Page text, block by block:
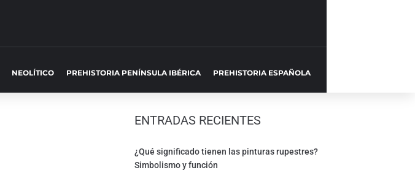
NEOLÍTICO PREHISTORIA PENÍNSULA IBÉRICA PREHISTORIA ESPAÑOLA
ENTRADAS RECIENTES
¿Qué significado tienen las pinturas rupestres?
Simbolismo y función